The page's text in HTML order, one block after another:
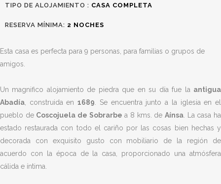
TIPO DE ALOJAMIENTO : CASA COMPLETA
RESERVA MÍNIMA: 2 NOCHES
Esta casa es perfecta para 9 personas, para familias o grupos de
amigos.
Un magnifico alojamiento de piedra que en su día fue la antigua
Abadía , construida en1689 . Se encuentra junto a la iglesia en el
pueblo de Coscojuela de Sobrarbe a 8 kms. deAínsa . La casa ha
estado restaurada con todo el cariño por las cosas bien hechas y
decorada con exquisito gusto con mobiliario de la región de
acuerdo con la época de la casa, proporcionado una atmósfera
cálida e íntima.